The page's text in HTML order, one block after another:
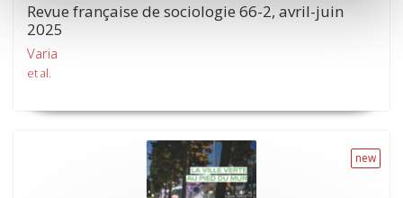
Revue française de sociologie 66-2, avril-juin
2025
Varia
et al.
new